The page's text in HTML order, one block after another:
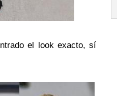
el look exacto, sí